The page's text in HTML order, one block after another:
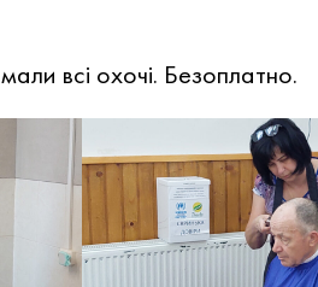
всі охочі. Безоплатно.